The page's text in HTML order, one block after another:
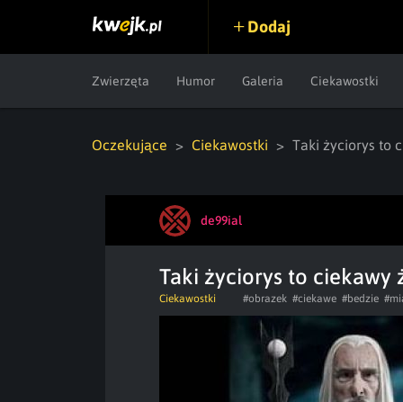
Dodaj
Zwierzęta Humor Galeria Ciekawostki
Oczekujące Ciekawostki Taki życiorys to
de99ial
Taki życiorys to ciekawy
Ciekawostki #obrazek #ciekawe #bedzie